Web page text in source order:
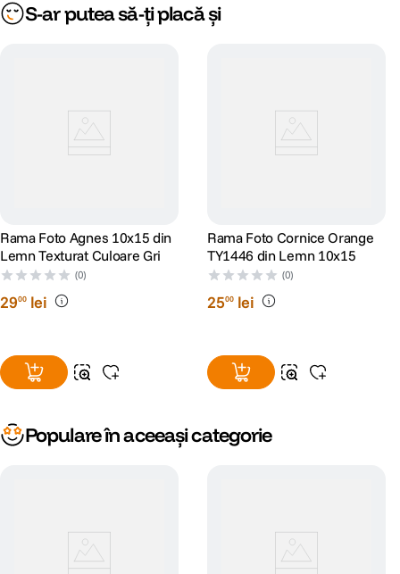
S-ar putea să-ți placă și
Rama Foto Agnes 10x15 din
Lemn Texturat Culoare Gri
(0)
2900 lei
Rama Foto Cornice Orange
TY1446 din Lemn 10x15
(0)
2500 lei
Populare în aceeași categorie